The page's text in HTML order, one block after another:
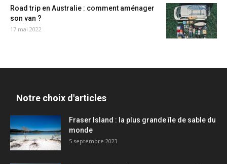
Road trip en Australie : comment aménager
son van ?
17 mai 2022
Notre choix d'articles
Fraser Island : la plus grande île de sable du
monde
5 septembre 2023